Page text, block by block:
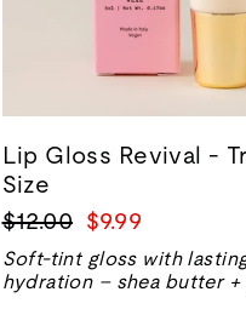
Lip Gloss Revival -
Size
Precio
normal
$12.00 Precio
de
venta
$9.99
Soft-tint gloss with
hydration – shea butter